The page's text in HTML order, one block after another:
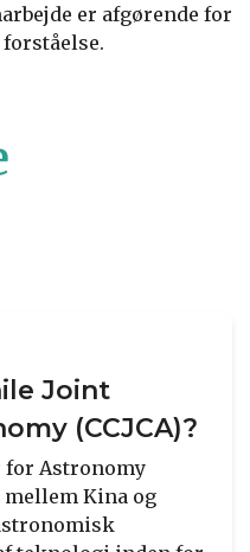
er afgørende for
Joint
(CCJCA)?
for Astronomy
mellem Kina og